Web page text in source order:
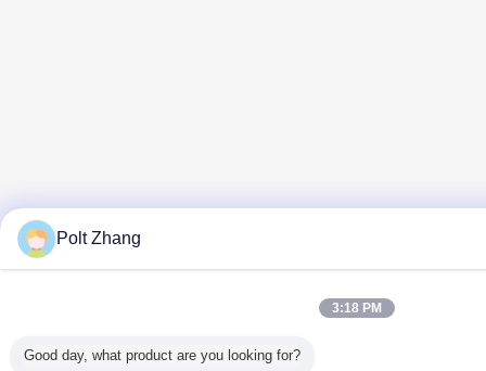
Polt Zhang
3:18 PM
Good day, what product are you looking for?